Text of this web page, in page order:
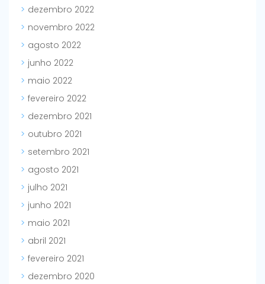
dezembro 2022
novembro 2022
agosto 2022
junho 2022
maio 2022
fevereiro 2022
dezembro 2021
outubro 2021
setembro 2021
agosto 2021
julho 2021
junho 2021
maio 2021
abril 2021
fevereiro 2021
dezembro 2020